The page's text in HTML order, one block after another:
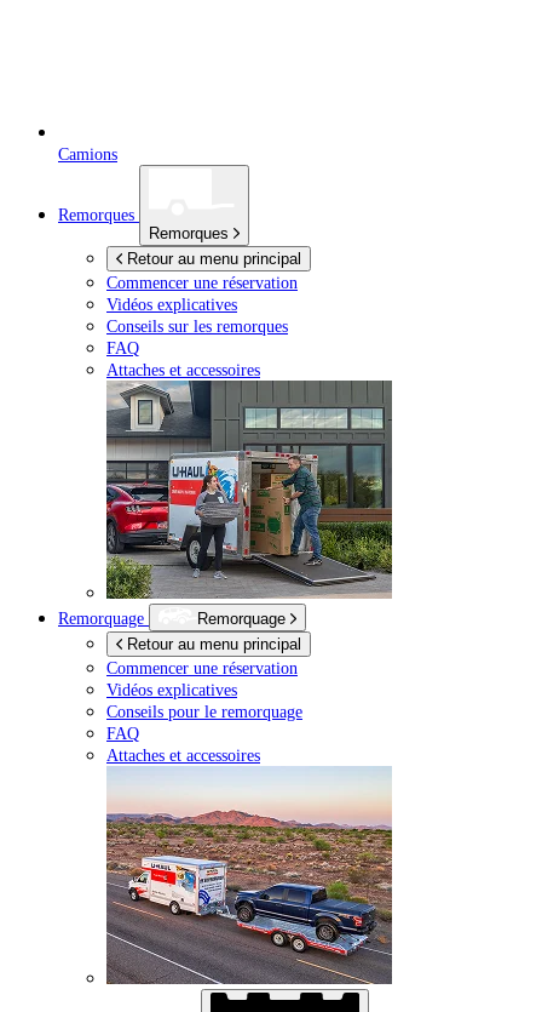
Camions
Remorques
Remorques
Retour au menu principal
Commencer une réservation
Vidéos explicatives
Conseils sur les remorques
FAQ
Attaches et accessoires
Remorquage
Remorquage
Retour au menu principal
Commencer une réservation
Vidéos explicatives
Conseils pour le remorquage
FAQ
Attaches et accessoires